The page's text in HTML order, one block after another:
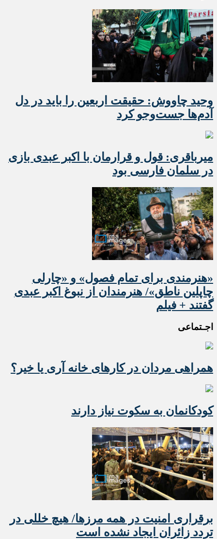
وحید چاووش: حقیقت اربعین را باید در دل
آدم‌ها جست‌وجو کرد
میرباقری: قول و قرارمان با اکبر عبدی بازی
در سلمان فارسی بود
«هنرمندی برای تمام فصول» و «چارلی
چاپلین ناطق»/ هنرمندان از نبوغ اکبر عبدی
گفتند + فیلم
اجـتماعی
همراهی مردان در کارهای خانه آری یا خیر؟
کودکانمان به سکوت نیاز دارند
برقراری امنیت در همه مرزها/ هیچ‌ خللی در
تردد زائران ایجاد نشده است